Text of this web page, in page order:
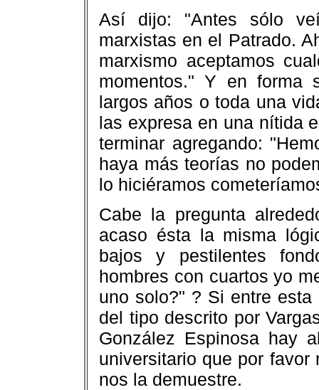
Así dijo: "Antes sólo
marxistas en el Patrado.
marxismo aceptamos
momentos." Y en forma
largos años o toda una
las expresa en una nítida
terminar agregando:
haya más teorías no
lo hiciéramos
Cabe la pregunta
acaso ésta la misma
bajos y pestilentes
hombres con cuartos yo
uno solo?" ? Si entre
del tipo descrito por
González Espinosa hay
universitario que por
nos la demuestre.